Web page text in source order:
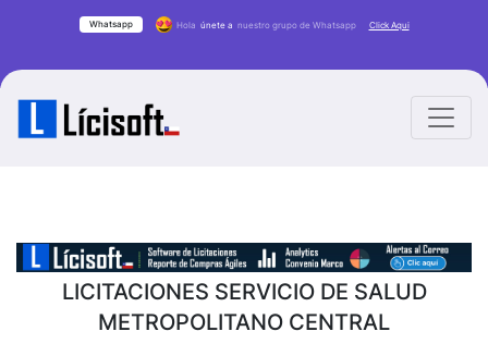
Whatsapp Hola únete a nuestro grupo de Whatsapp Click Aqui
LICITACIONES SERVICIO DE SALUD
METROPOLITANO CENTRAL